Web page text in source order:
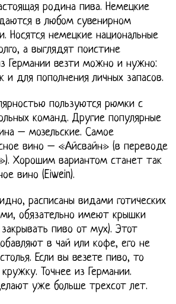
родина пива. Немецкие
в любом сувенирном
Носятся немецкие национальные
а выглядят поистине
Германии везти можно и нужно:
и для пополнения личных запасов.
пользуются рюмки с
команд. Другие популярные
– мозельские. Самое
вино – «Айсвайн» (в переводе
Хорошим вариантом станет так
вино (Eiwein).
расписаны видами готических
обязательно имеют крышки
пиво от мух). Этот
в чай или кофе, его не
Если вы везете пиво, то
Точнее из Германии.
уже больше трехсот лет.